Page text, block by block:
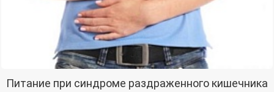
Питание при синдроме раздраженного кишечника